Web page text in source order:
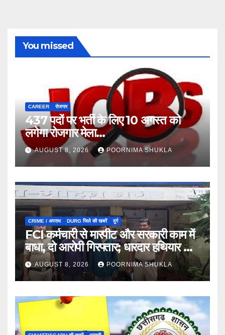
You missed
CAREER रोजगार
437 पदों पर भर्ती के लिए 10 अगस्त को
लगेगा रोजगार मेला…
AUGUST 8, 2026 POORNIMA SHUKLA
CRIME / अपराध DURG जिले की खबरें दुर्ग
FCI कर्मचारी से मारपीट और सरकारी काम में
बाधा, दो आरोपी गिरफ्तार; धारदार हथियार भी
जब्त…
AUGUST 8, 2026 POORNIMA SHUKLA